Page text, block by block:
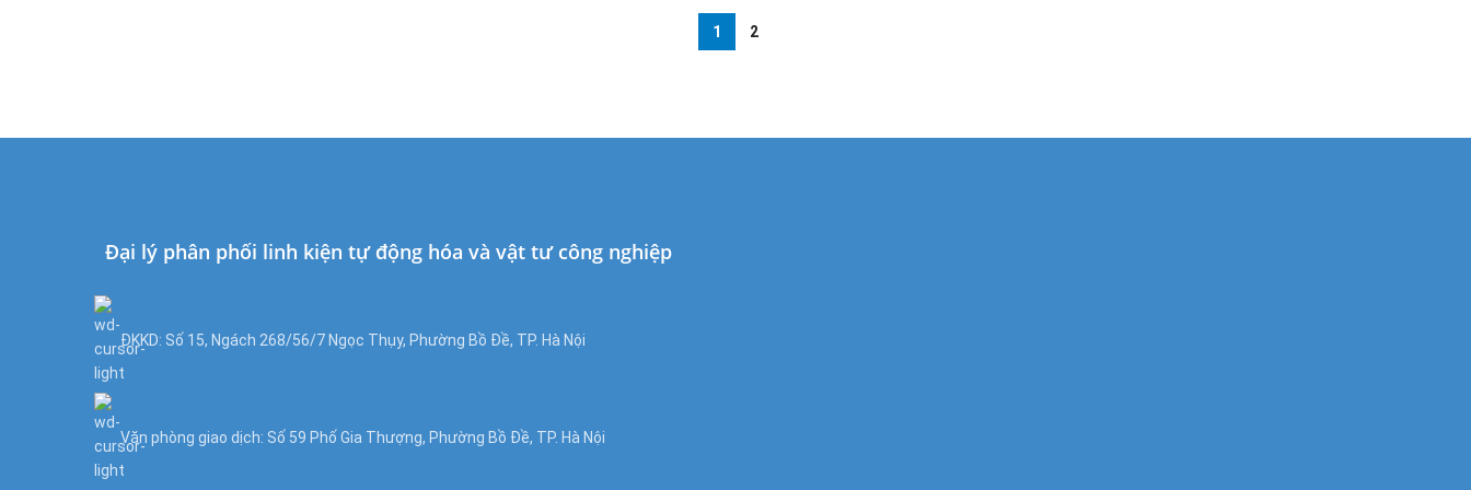
1 2
Đại lý phân phối linh kiện tự động hóa và vật tư công nghiệp
ĐKKD: Số 15, Ngách 268/56/7 Ngọc Thụy, Phường Bồ Đề, TP. Hà Nội
Văn phòng giao dịch: Số 59 Phố Gia Thượng, Phường Bồ Đề, TP. Hà Nội